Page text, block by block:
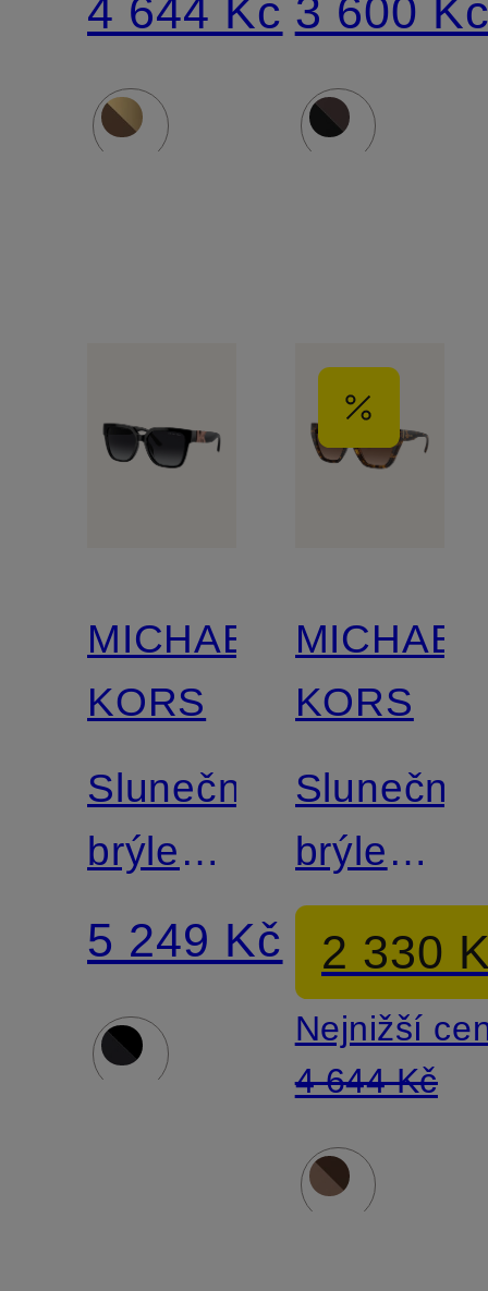
4 644 Kč 3 600
MICHAEL
KORS
Sluneční
brýle
MK-
2170U
KARLIE
5 249 Kč
MICHAEL
KORS
Sluneční
brýle
MK2211U
DUBAI
2 330
Nejnižší
4 644 Kč